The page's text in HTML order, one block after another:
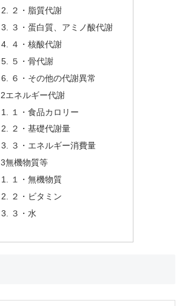
２・脂質代謝
３・蛋白質、アミノ酸代謝
４・核酸代謝
５・骨代謝
６・その他の代謝異常
2エネルギー代謝
１・食品カロリー
２・基礎代謝量
３・エネルギー消費量
3無機物質等
１・無機物質
２・ビタミン
３・水